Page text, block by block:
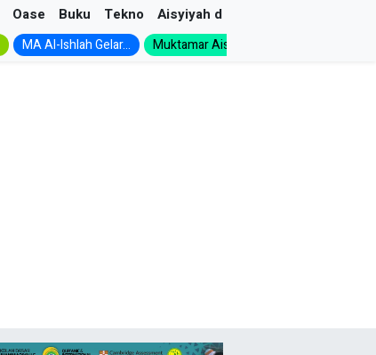
Oase Buku Tekno Aisyiyah dan NA
MA Al-Ishlah Gelar... Muktamar Aisyiyah 1926:...